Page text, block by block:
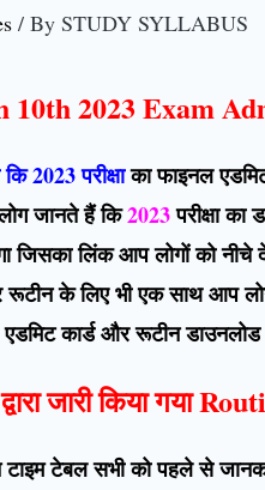
/ BySTUDY SYLLABUS
2023 Exam
कि 2023 परीक्षाका फाइनल
जानते हैं कि2023परीक्षा
जिसका लिंक आप लोगों को नीचे
के लिए भी एक साथ आप
कार्ड और रूटीन डाउनलोड
द्वारा जारी किया गया
टाइम टेबल सभी को पहले से